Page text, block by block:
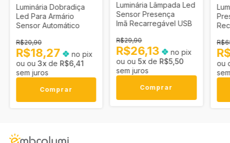
Luminária Dobradiça
Led Para Armário
Sensor Automático
R$20,90
R$18,27
no pix
3x de R$6,41
sem juros
Comprar
Luminária Lâmpada Led
Sensor Presença
Imã Recarregável USB
R$29,90
R$26,13
no pix
5x de R$5,50
sem juros
Comprar